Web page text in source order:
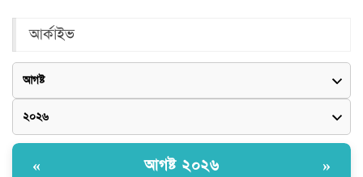
আর্কাইভ
« আগষ্ট ২০২৬ »